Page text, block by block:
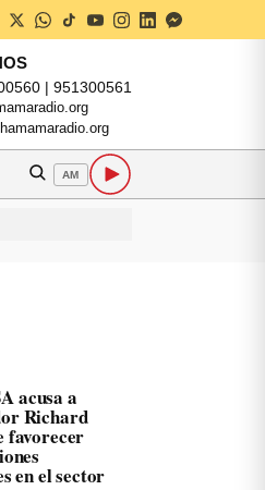
| 951300561
AM
acusa a
Richard
favorecer
en el sector